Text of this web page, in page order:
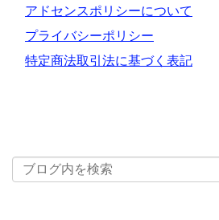
アドセンスポリシーについて
プライバシーポリシー
特定商法取引法に基づく表記